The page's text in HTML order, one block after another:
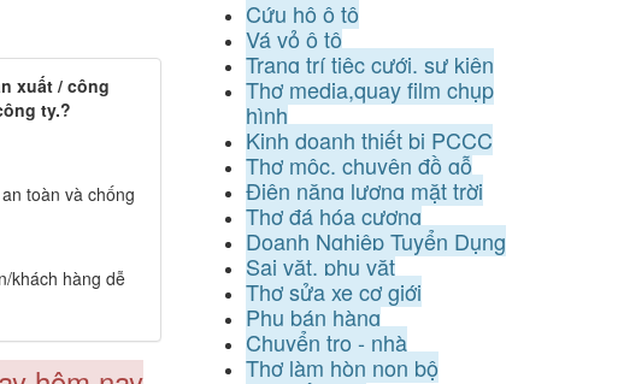
xuất / công
ty.?
toàn và chống
khách hàng dễ
Cứu hộ ô tô
Vá vỏ ô tô
Trang trí tiệc cưới, sự kiện
Thợ media,quay film chụp
hình
Kinh doanh thiết bị PCCC
Thợ mộc, chuyên đồ gỗ
Điện năng lượng mặt trời
Thợ đá hóa cương
Doanh Nghiệp Tuyển Dụng
Sai vặt, phụ vặt
Thợ sửa xe cơ giới
Phụ bán hàng
Chuyển trọ - nhà
Thợ làm hòn non bộ